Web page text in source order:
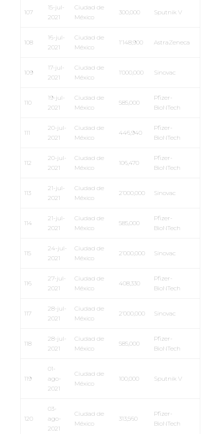
107
15-jul-
2021
Ciudad de
México
300,000 Sputnik V
108
16-jul-
2021
Ciudad de
México
1’148,900 AstraZeneca
109
17-jul-
2021
Ciudad de
México
1’000,000 Sinovac
110
19-jul-
2021
Ciudad de
México
585,000
Pfizer-
BioNTech
111
20-jul-
2021
Ciudad de
México
446,940
Pfizer-
BioNTech
112
20-jul-
2021
Ciudad de
México
106,470
Pfizer-
BioNTech
113
21-jul-
2021
Ciudad de
México
2’000,000 Sinovac
114
21-jul-
2021
Ciudad de
México
585,000
Pfizer-
BioNTech
115
24-jul-
2021
Ciudad de
México
2’000,000 Sinovac
116
27-jul-
2021
Ciudad de
México
408,330
Pfizer-
BioNTech
117
28-jul-
2021
Ciudad de
México
2’000,000 Sinovac
118
28-jul-
2021
Ciudad de
México
585,000
Pfizer-
BioNTech
119
01-
ago-
2021
Ciudad de
México
100,000 Sputnik V
120
03-
ago-
2021
Ciudad de
México
313,560
Pfizer-
BioNTech